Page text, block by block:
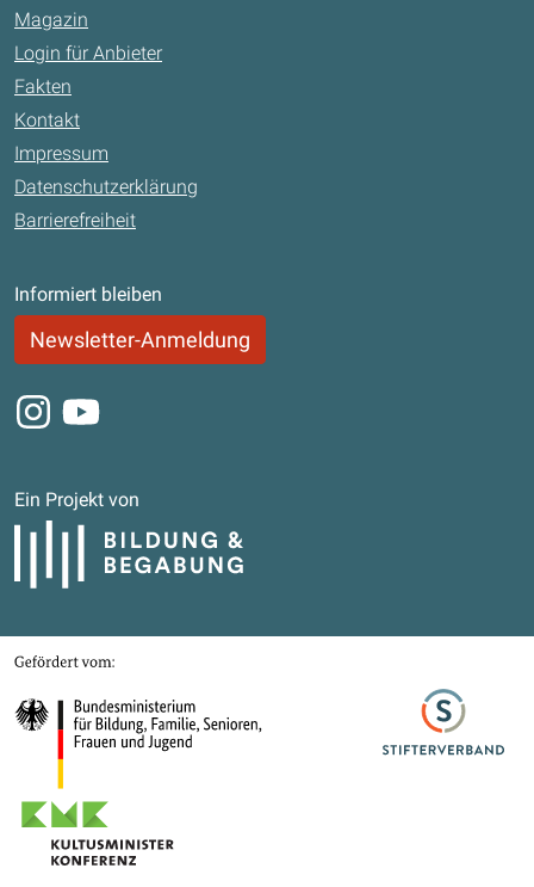
Magazin
Login für Anbieter
Fakten
Kontakt
Impressum
Datenschutzerklärung
Barrierefreiheit
Informiert bleiben
Newsletter-Anmeldung
Instagram
Youtube
Ein Projekt von
Bildung und Begabung
Gefördert von
Bundesministerium für Bildung, Familie, Senioren, Frauen und Jugend
Stifterverband
Kultusministerkonferenz